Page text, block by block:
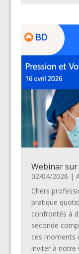
Webinar
02/04/2026 |
Chers
pratique
confrontés à
seconde
ces moments
inviter à notre